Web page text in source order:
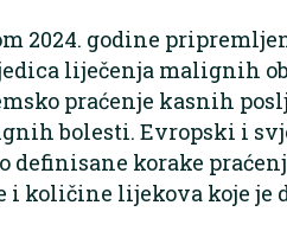
2024. godine
liječenja malignih
praćenje kasnih
bolesti. Evropski i
definisane korake
i količine lijekova koje je